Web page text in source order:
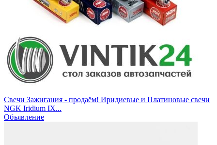
Свечи Зажигания - продаём! Иридиевые и Платиновые свечи
NGK Iridium IX...
Объявление